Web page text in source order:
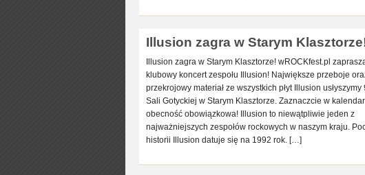
Illusion zagra w Starym
Illusion zagra w Starym Klasztorze! wROCKfest.pl
klubowy koncert zespołu Illusion! Największe przeboje
przekrojowy materiał ze wszystkich płyt Illusion
Sali Gotyckiej w Starym Klasztorze. Zaznaczcie w
obecność obowiązkowa! Illusion to niewątpliwie jeden z
najważniejszych zespołów rockowych w naszym kraju.
historii Illusion datuje się na 1992 rok. […]